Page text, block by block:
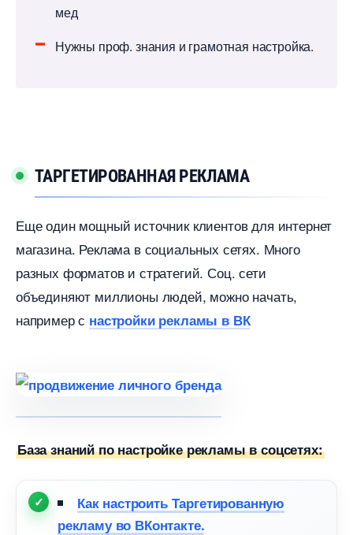
мед
Нужны проф. знания и грамотная настройка.
ТАРГЕТИРОВАННАЯ РЕКЛАМА
Еще один мощный источник клиентов для интернет
магазина. Реклама в социальных сетях. Много
разных форматов и стратегий. Соц. сети
объединяют миллионы людей, можно начать,
например с настройки рекламы в ВК
База знаний по настройке рекламы в соцсетях:
Как настроить Таргетированную
рекламу во ВКонтакте.